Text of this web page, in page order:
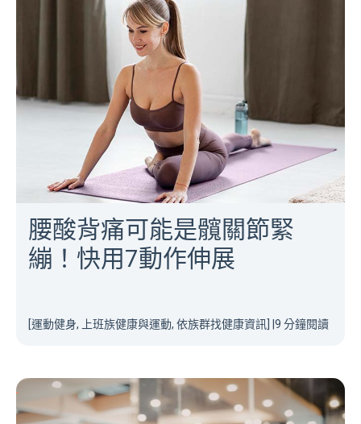
腰酸背痛可能是髖關節緊
繃！快用7動作伸展
[運動健身, 上班族健康與運動, 依族群找健康資訊] 9 分鐘閱讀